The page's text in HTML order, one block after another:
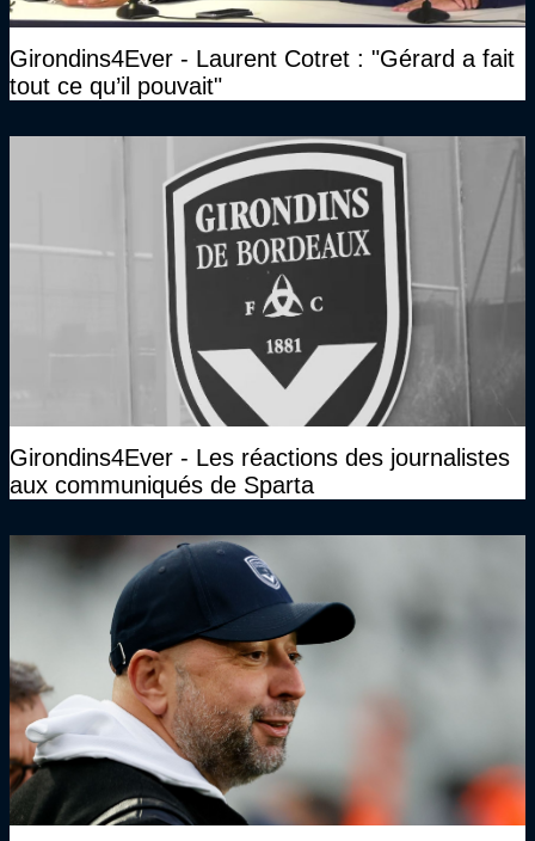
Girondins4Ever - Laurent Cotret : "Gérard a fait
tout ce qu’il pouvait"
Girondins4Ever - Les réactions des journalistes
aux communiqués de Sparta